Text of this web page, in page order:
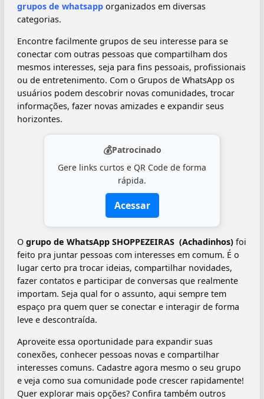
grupos de whatsapp organizados em diversas
categorias.
Encontre facilmente grupos de seu interesse para se
conectar com outras pessoas que compartilham dos
mesmos interesses, seja para fins pessoais, profissionais
ou de entretenimento. Com o Grupos de WhatsApp os
usuários podem descobrir novas comunidades, trocar
informações, fazer novas amizades e expandir seus
horizontes.
💰Patrocinado
Gere links curtos e QR Code de forma
rápida.
Acessar
O grupo de WhatsApp SHOPPEZEIRAS ️ (Achadinhos) foi
feito pra juntar pessoas com interesses em comum. É o
lugar certo pra trocar ideias, compartilhar novidades,
fazer contatos e participar de conversas que realmente
importam. Seja qual for o assunto, aqui sempre tem
espaço pra quem quer se conectar e interagir de forma
leve e descontraída.
Aproveite essa oportunidade para expandir suas
conexões, conhecer pessoas novas e compartilhar
interesses comuns. Cadastre agora mesmo o seu grupo
e veja como sua comunidade pode crescer rapidamente!
Quer explorar mais opções? Confira também outros